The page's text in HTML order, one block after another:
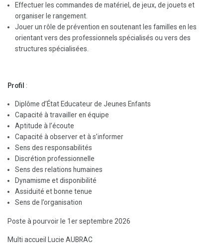
Effectuer les commandes de matériel, de jeux, de jouets et
organiser le rangement.
Jouer un rôle de prévention en soutenant les familles en les
orientant vers des professionnels spécialisés ou vers des
structures spécialisées.
Profil :
Diplôme d’État Educateur de Jeunes Enfants
Capacité à travailler en équipe
Aptitude à l’écoute
Capacité à observer et à s’informer
Sens des responsabilités
Discrétion professionnelle
Sens des relations humaines
Dynamisme et disponibilité
Assiduité et bonne tenue
Sens de l’organisation
Poste à pourvoir le 1er septembre 2026
Multi accueil Lucie AUBRAC